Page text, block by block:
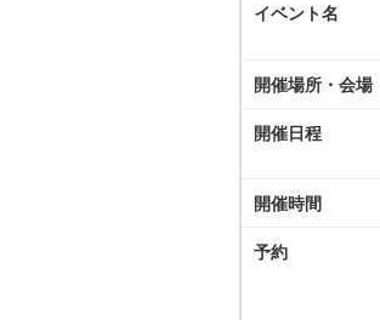
イベント名
開催場所・会場
開催日程
開催時間
予約